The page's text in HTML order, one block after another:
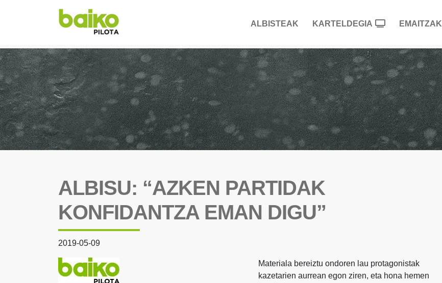
ALBISTEAK KARTELDEGIA EMAITZAK
ALBISU: “AZKEN PARTIDAK
KONFIDANTZA EMAN DIGU”
2019-05-09
Materiala bereiztu ondoren lau protagonistak
kazetarien aurrean egon ziren, eta hona hemen